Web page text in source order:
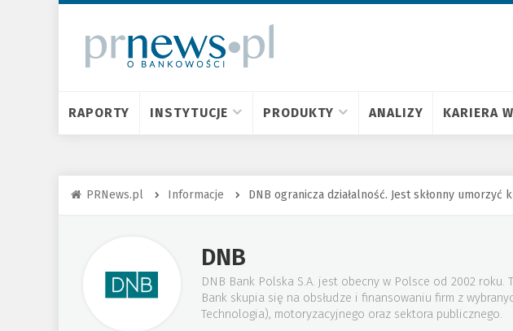
RAPORTY INSTYTUCJE PRODUKTY ANALIZY KARIERA
PRNews.pl Informacje DNB ogranicza działalność. Jest skłonny
DNB
DNB Bank Polska S.A. jest obecny w Polsce od 2002
Bank skupia się na obsłudze i finansowaniu firm z
Technologia), motoryzacyjnego oraz sektora publicznego.